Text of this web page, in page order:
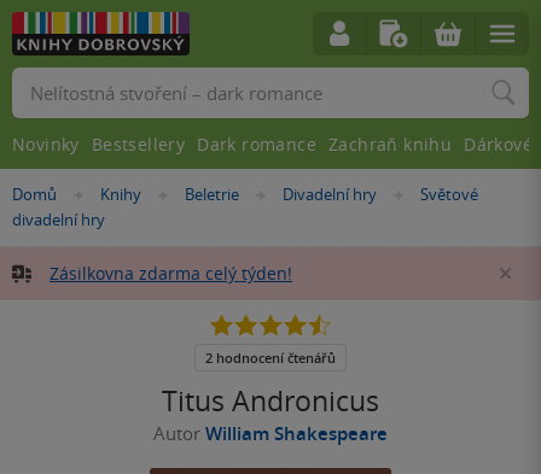
Nacházíte
se
Domů »Knihy »
Beletrie »
Divadelní hry »
Světové
divadelní hry
Zásilkovna zdarma celý týden!
Titus Andronicus
Autor William Shakespeare
4.5
5
2 hodnocení čtenářů
Vyhledávání
Novinky Bestsellery Dark romance Zachraň knihu Dárkové